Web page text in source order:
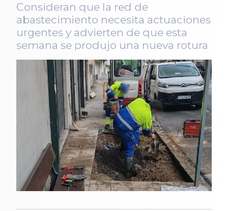
Consideran que la red de
abastecimiento necesita actuaciones
urgentes y advierten de que esta
semana se produjo una nueva rotura